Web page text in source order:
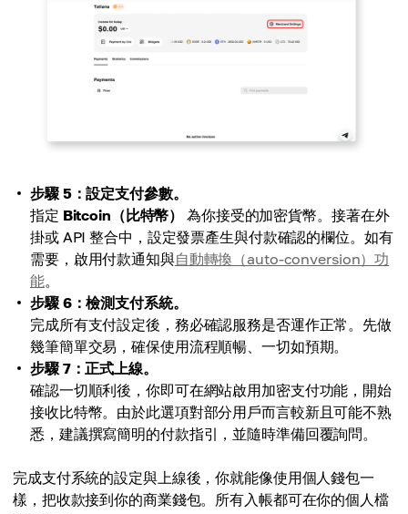
步驟 5：設定支付參數。
指定 Bitcoin（比特幣）
為你接受的加密貨幣。接著在外
掛或 API 整合中，設定發票產生與付款確認的欄位。如有
需要，啟用付款通知與自動轉換（auto-conversion）功
能。
步驟 6：檢測支付系統。
完成所有支付設定後，務必確認服務是否運作正常。先做
幾筆簡單交易，確保使用流程順暢、一切如預期。
步驟 7：正式上線。
確認一切順利後，你即可在網站啟用加密支付功能，開始
接收比特幣。由於此選項對部分用戶而言較新且可能不熟
悉，建議撰寫簡明的付款指引，並隨時準備回覆詢問。
完成支付系統的設定與上線後，你就能像使用個人錢包一
樣，把收款接到你的商業錢包。所有入帳都可在你的個人檔